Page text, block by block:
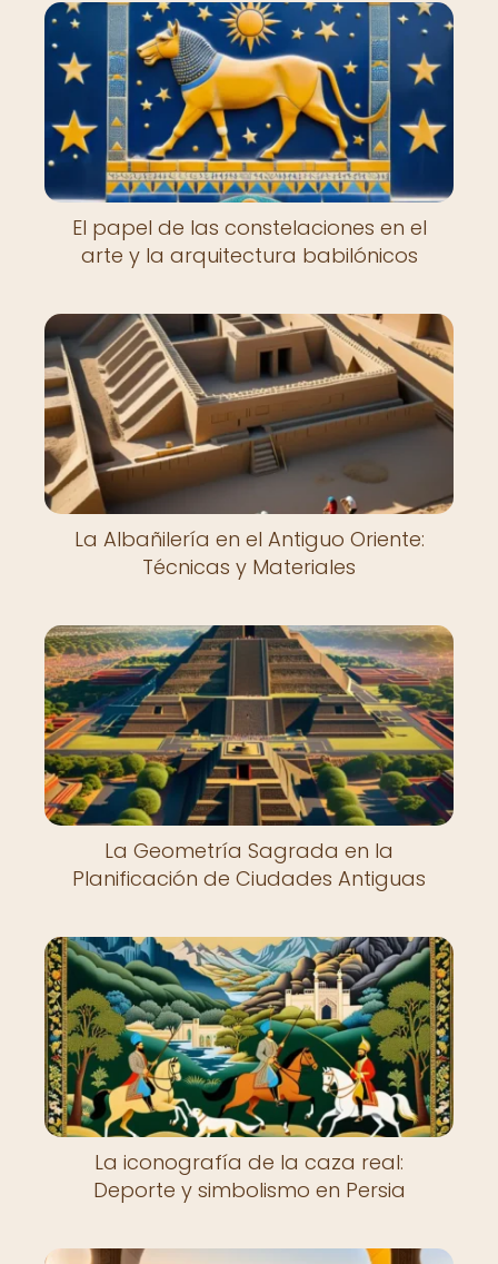
El papel de las constelaciones en el
arte y la arquitectura babilónicos
La Albañilería en el Antiguo Oriente:
Técnicas y Materiales
La Geometría Sagrada en la
Planificación de Ciudades Antiguas
La iconografía de la caza real:
Deporte y simbolismo en Persia